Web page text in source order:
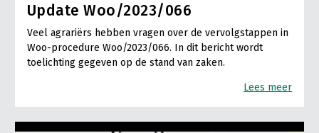
Update Woo/2023/066
Veel agrariërs hebben vragen over de vervolgstappen in
Woo-procedure Woo/2023/066. In dit bericht wordt
toelichting gegeven op de stand van zaken.
Lees meer